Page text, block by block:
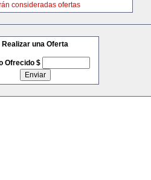
consideradas ofertas
Realizar una Oferta
Ofrecido $